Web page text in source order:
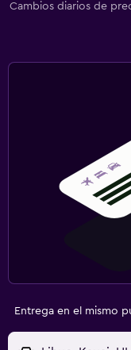
Cambios diarios de
Entrega en el mismo